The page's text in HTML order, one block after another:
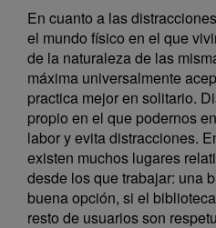
En cuanto a las
el mundo físico en el que
de la naturaleza de las
máxima universalmente
practica mejor en solitario.
propio en el que podernos
labor y evita distracciones.
existen muchos lugares
desde los que trabajar: una
buena opción, si el
resto de usuarios son